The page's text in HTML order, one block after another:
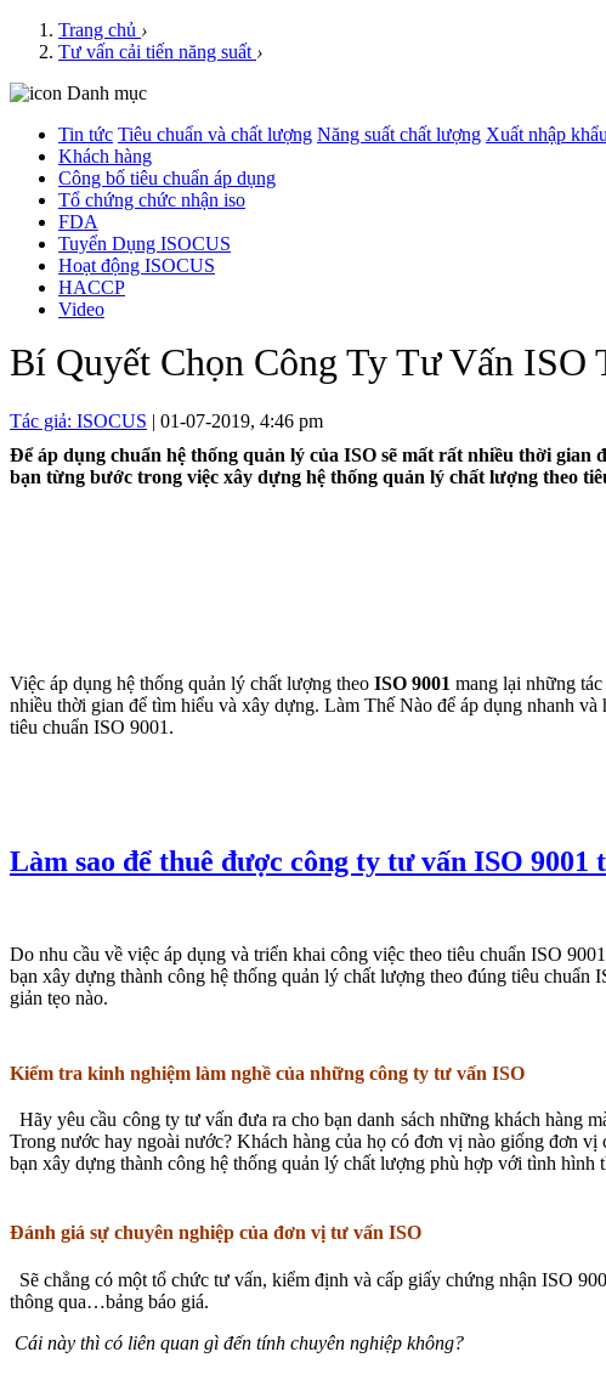
Trang chủ ›
Tư vấn cải tiến năng suất ›
Danh mục
Tin tức Tiêu chuẩn và chất lượng Năng suất chất lượng Xuất nhập khẩu
Khách hàng
Công bố tiêu chuẩn áp dụng
Tổ chứng chức nhận iso
FDA
Tuyển Dụng ISOCUS
Hoạt động ISOCUS
HACCP
Video
Bí Quyết Chọn Công Ty Tư Vấn ISO
Tác giả: ISOCUS | 01-07-2019, 4:46 pm
Để áp dụng chuẩn hệ thống quản lý của ISO sẽ mất rất nhiều thời
bạn từng bước trong việc xây dựng hệ thống quản lý chất lượng theo
Việc áp dụng hệ thống quản lý chất lượng theo ISO 9001 mang lại những
nhiều thời gian để tìm hiểu và xây dựng. Làm Thế Nào để áp dụng nhanh và
tiêu chuẩn ISO 9001.
Làm sao để thuê được công ty tư vấn ISO 9001
Do nhu cầu về việc áp dụng và triển khai công việc theo tiêu chuẩn ISO
bạn xây dựng thành công hệ thống quản lý chất lượng theo đúng tiêu chuẩn
giản tẹo nào.
Kiểm tra kinh nghiệm làm nghề của những công ty tư vấn ISO
Hãy yêu cầu công ty tư vấn đưa ra cho bạn danh sách những khách hàng
Trong nước hay ngoài nước? Khách hàng của họ có đơn vị nào giống đơn
bạn xây dựng thành công hệ thống quản lý chất lượng phù hợp với tình hình
Đánh giá sự chuyên nghiệp của đơn vị tư vấn ISO
Sẽ chẳng có một tổ chức tư vấn, kiểm định và cấp giấy chứng nhận ISO
thông qua…bảng báo giá.
Cái này thì có liên quan gì đến tính chuyên nghiệp không?